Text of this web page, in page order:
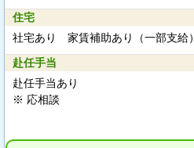
住宅
社宅あり 家賃補助あり（一部支給）
赴任手当
赴任手当あり
※ 応相談